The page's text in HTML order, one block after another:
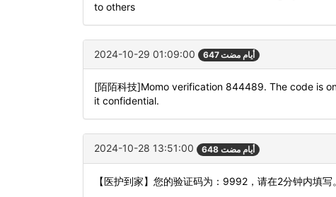
to others
2024-10-29 01:09:00 647 أيام مضت
[陌陌科技]Momo verification 844489. The code is
it confidential.
2024-10-28 13:51:00 648 أيام مضت
【医护到家】您的验证码为：9992，请在2分钟内填写